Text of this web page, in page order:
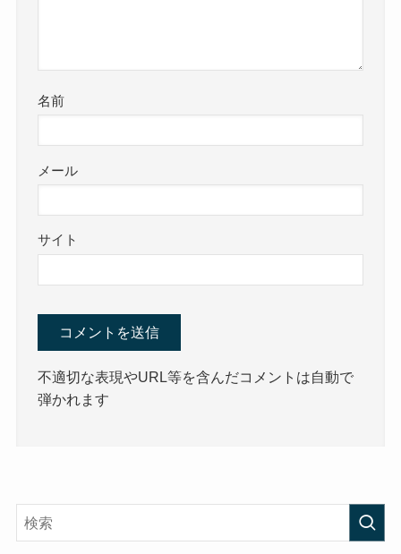
名前
メール
サイト
不適切な表現やURL等を含んだコメントは自動で
弾かれます